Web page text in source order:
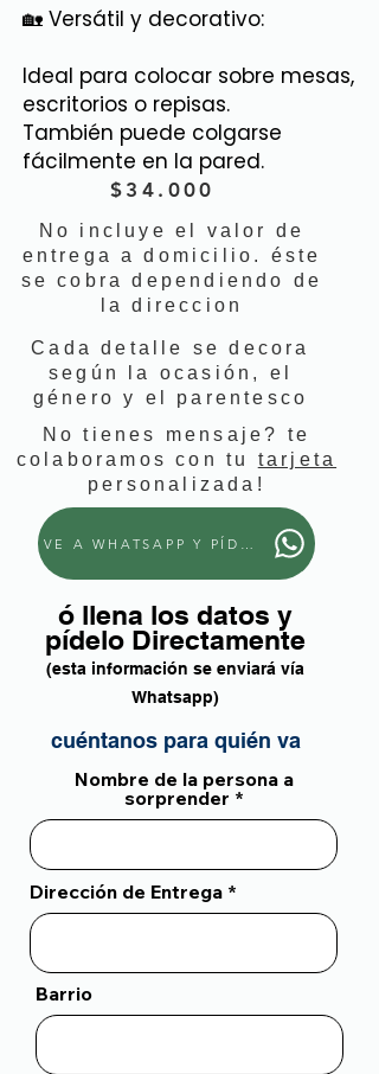
🏡 Versátil y decorativo:
Ideal para colocar sobre mesas,
escritorios o repisas.
También puede colgarse
fácilmente en la pared.
$34.000
No incluye el valor de
entrega a domicilio. éste
se cobra dependiendo de
la direccion
Cada detalle se decora
según la ocasión, el
género y el parentesco
No tienes mensaje? te
colaboramos con tu tarjeta
personalizada!
VE A WHATSAPP Y PÍDELO
ó llena los datos y
pídelo Directamente
(esta información se enviará vía
Whatsapp)
cuéntanos para quién va
Nombre de la persona a
sorprender
Dirección de Entrega
Barrio